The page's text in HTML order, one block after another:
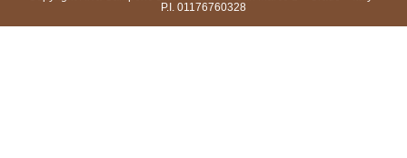
P.I. 01176760328